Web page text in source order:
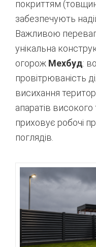
покриттям
забезпечують
Важливою
унікальна
огорож Мехбуд:
провітрюваність
висихання
апаратів високого
приховує робочі
поглядів.